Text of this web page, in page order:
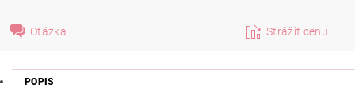
Otázka Strážiť cenu
POPIS